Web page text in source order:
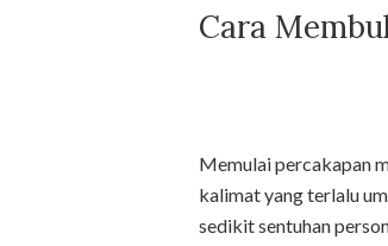
Cara
Memulai percakapan
kalimat yang terlalu
sedikit sentuhan